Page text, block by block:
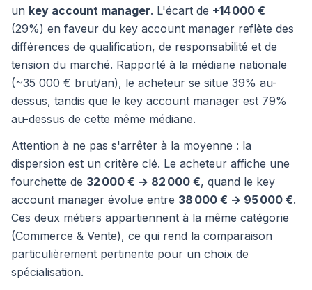
un key account manager. L'écart de +14 000 €
(29%) en faveur du key account manager reflète des
différences de qualification, de responsabilité et de
tension du marché. Rapporté à la médiane nationale
(~35 000 € brut/an), le acheteur se situe 39% au-
dessus, tandis que le key account manager est 79%
au-dessus de cette même médiane.
Attention à ne pas s'arrêter à la moyenne : la
dispersion est un critère clé. Le acheteur affiche une
fourchette de 32 000 € → 82 000 €, quand le key
account manager évolue entre 38 000 € → 95 000 €.
Ces deux métiers appartiennent à la même catégorie
(Commerce & Vente), ce qui rend la comparaison
particulièrement pertinente pour un choix de
spécialisation.